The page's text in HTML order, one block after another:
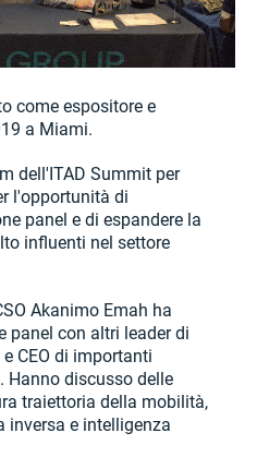
come espositore e
a Miami.
dell'ITAD Summit per
l'opportunità di
panel e di espandere la
influenti nel settore
Akanimo Emah ha
panel con altri leader di
CEO di importanti
Hanno discusso delle
traiettoria della mobilità,
inversa e intelligenza